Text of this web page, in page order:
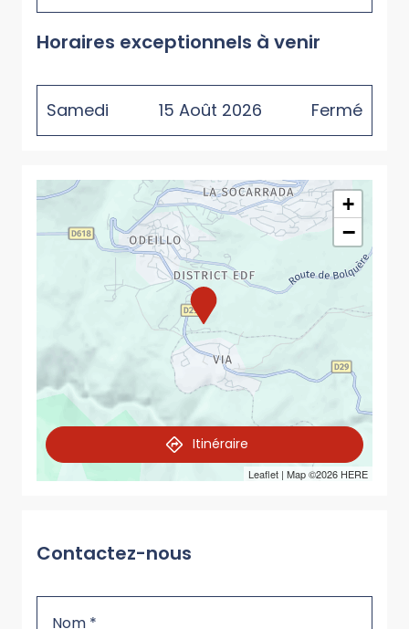
Horaires exceptionnels à venir
Samedi 15 Août 2026 Fermé
+
−
Leaflet | Map ©2026 HERE
Itinéraire
Contactez-nous